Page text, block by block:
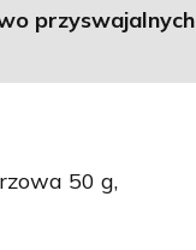
przyswajalnych
50 g,